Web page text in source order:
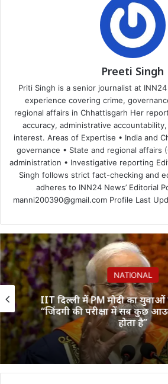
Preeti Singh
Priti Singh is a senior journalist at
experience covering crime,
regional affairs in Chhattisgarh Her
accuracy, administrative
interest. Areas of Expertise • India and
governance • State and regional affairs
administration • Investigative reporting
Singh follows strict fact-checking and
adheres to INN24 News’ Editorial
manni200390@gmail.com Profile Last
NATIONAL
IIT दिल्ली में PM मोदी का
“जिंदगी की परीक्षा में सब कुछ
होता है”